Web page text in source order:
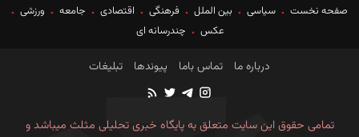
صفحه نخست سیاسی بین الملل فرهنگی اقتصادی جامعه
ورزشی
عکس
چندرسانه ای
درباره ما تماس باما پیوندها تبلیغات
تمامی حقوق این سایت متعلق به پایگاه خبری تحلیلی مثلث میباشد و